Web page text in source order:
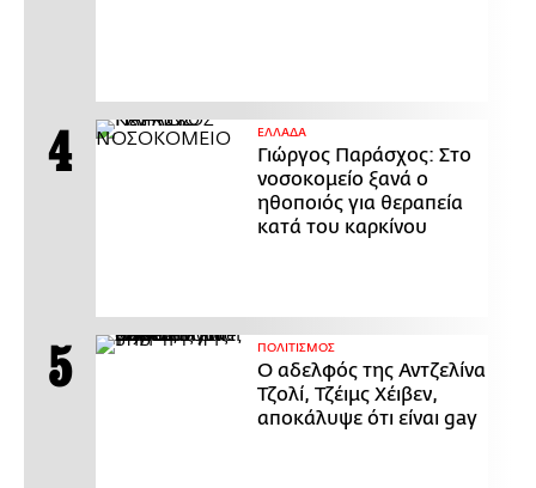
ΕΛΛΑΔΑ
Γιώργος Παράσχος: Στο
νοσοκομείο ξανά ο
ηθοποιός για θεραπεία
κατά του καρκίνου
ΠΟΛΙΤΙΣΜΟΣ
Ο αδελφός της Αντζελίνα
Τζολί, Τζέιμς Χέιβεν,
αποκάλυψε ότι είναι gay